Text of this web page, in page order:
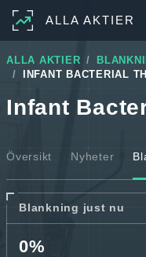
ALLA AKTIER
ALLA AKTIER
INFANT BACTERIAL
Infant
Översikt Nyheter
Blankning just nu
0%